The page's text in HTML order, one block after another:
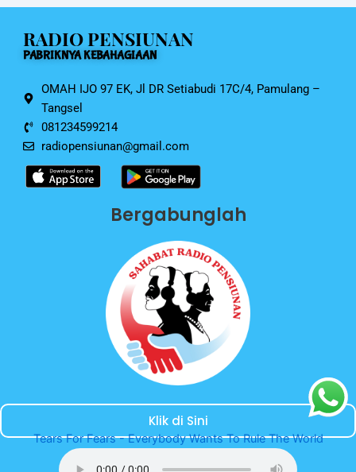
o
o
k
p
p
RADIO PENSIUNAN
PABRIKNYA KEBAHAGIAAN
OMAH IJO 97 EK, Jl DR Setiabudi 17C/4, Pamulang –
Tangsel
081234599214
radiopensiunan@gmail.com
Bergabunglah
Klik di Sini
Tears For Fears - Everybody Wants To Rule The World